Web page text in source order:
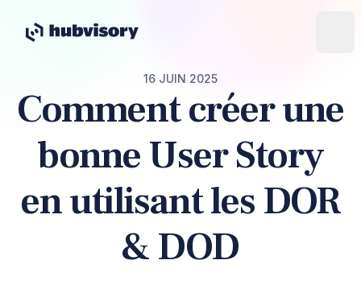
16 JUIN 2025
Comment créer une
bonne User Story
en utilisant les DOR
& DOD